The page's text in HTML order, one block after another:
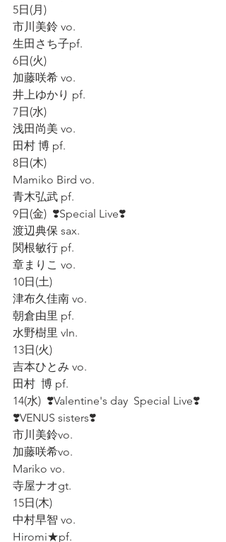
5日(月)
市川美鈴 vo.
生田さち子pf.
6日(火)
加藤咲希 vo.
井上ゆかり pf.
7日(水)
浅田尚美 vo.
田村 博 pf.
8日(木)
Mamiko Bird vo.
青木弘武 pf.
9日(金)  ❣️Special Live❣️
渡辺典保 sax.
関根敏行 pf.
章まりこ vo.
10日(土)
津布久佳南 vo.
朝倉由里 pf.
水野樹里 vIn.
13日(火)
吉本ひとみ vo.
田村  博 pf.
14(水)  ❣️Valentine's day  Special Live❣️
❣️VENUS sisters❣️
市川美鈴vo.
加藤咲希vo.
Mariko vo.
寺屋ナオgt.
15日(木)
中村早智 vo.
Hiromi★pf.